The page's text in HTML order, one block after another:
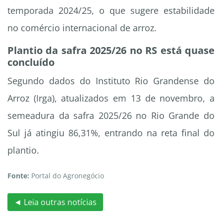
temporada 2024/25, o que sugere estabilidade
no comércio internacional de arroz.
Plantio da safra 2025/26 no RS está quase
concluído
Segundo dados do Instituto Rio Grandense do
Arroz (Irga), atualizados em 13 de novembro, a
semeadura da safra 2025/26 no Rio Grande do
Sul já atingiu 86,31%, entrando na reta final do
plantio.
Fonte: Portal do Agronegócio
◄ Leia outras notícias